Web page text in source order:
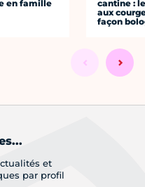
en famille
cantine :
aux
façon
et
par profil